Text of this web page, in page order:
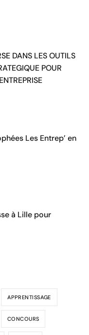
DANS LES OUTILS
POUR
Les Entrep’ en
à Lille pour
APPRENTISSAGE
CONCOURS